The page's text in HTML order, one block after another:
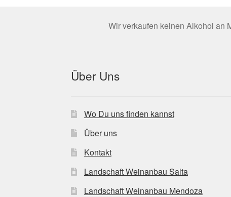
Wir verkaufen keinen Alkohol an
Über Uns
Wo Du uns finden kannst
Über uns
Kontakt
Landschaft Weinanbau Salta
Landschaft Weinanbau Mendoza